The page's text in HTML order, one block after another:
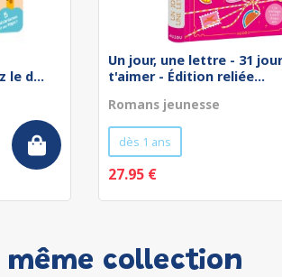
le d...
Un jour, une lettre - 31
t'aimer - Édition reliée...
Romans jeunesse
dès 1 ans
27.95 €
même collection